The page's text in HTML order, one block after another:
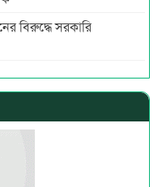
বিরুদ্ধে সরকারি